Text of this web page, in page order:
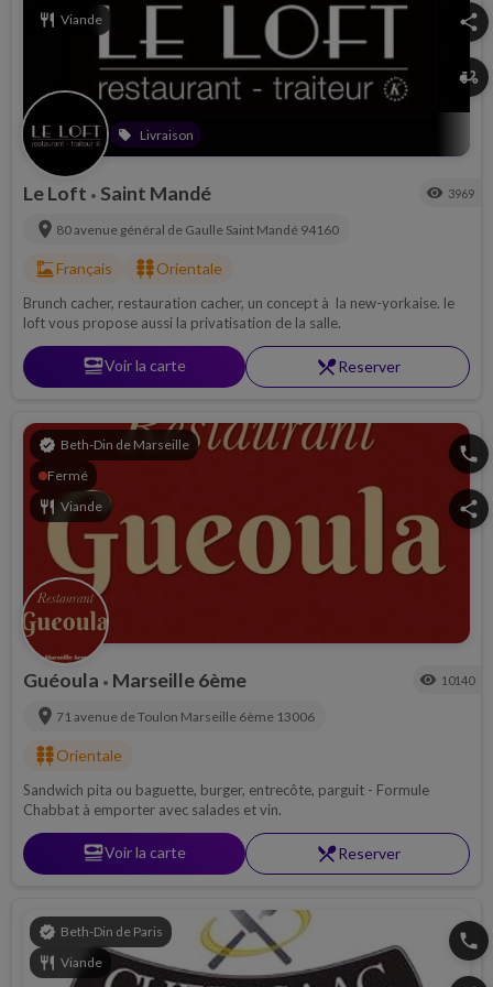
restaurant Viande
local_offer Livraison
share
delivery_dining
Le Loft • Saint Mandé visibility 3969
location_on 80 avenue général de Gaulle Saint Mandé 94160
dinner_diningFrançais kebab_diningOrientale
Brunch cacher, restauration cacher, un concept à la new-yorkaise. le
loft vous propose aussi la privatisation de la salle.
set_mealVoir la carte restaurant_menuReserver
verified Beth-Din de Marseille
Fermé
restaurant Viande
phone
share
Guéoula • Marseille 6ème visibility 10140
location_on 71 avenue de Toulon Marseille 6ème 13006
kebab_diningOrientale
Sandwich pita ou baguette, burger, entrecôte, parguit - Formule
Chabbat à emporter avec salades et vin.
set_mealVoir la carte restaurant_menuReserver
verified Beth-Din de Paris
restaurant Viande
phone